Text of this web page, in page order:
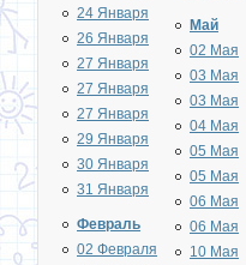
24 Января
26 Января
27 Января
27 Января
27 Января
29 Января
30 Января
31 Января
Февраль
02 Февраля
Май
02 Мая
03 Мая
03 Мая
04 Мая
05 Мая
05 Мая
06 Мая
06 Мая
10 Мая